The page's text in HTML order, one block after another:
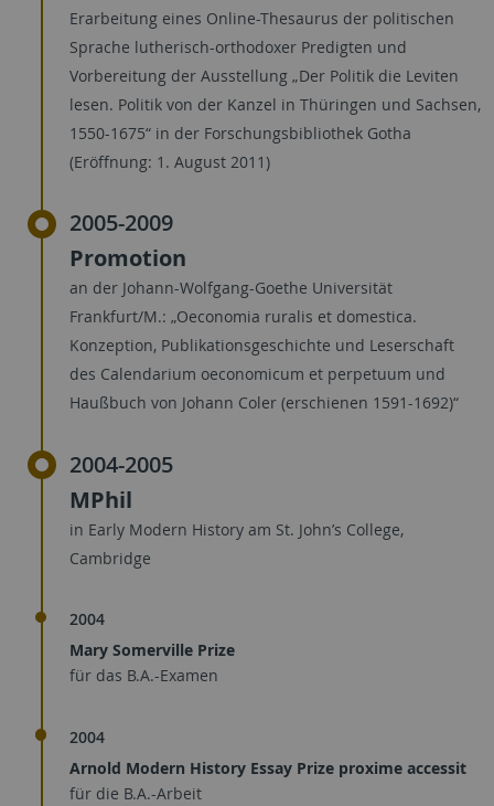
Erarbeitung eines Online-Thesaurus der politischen
Sprache lutherisch-orthodoxer Predigten und
Vorbereitung der Ausstellung „Der Politik die Leviten
lesen. Politik von der Kanzel in Thüringen und Sachsen,
1550-1675“ in der Forschungsbibliothek Gotha
(Eröffnung: 1. August 2011)
2005-2009
Promotion
an der Johann-Wolfgang-Goethe Universität
Frankfurt/M.: „Oeconomia ruralis et domestica.
Konzeption, Publikationsgeschichte und Leserschaft
des Calendarium oeconomicum et perpetuum und
Haußbuch von Johann Coler (erschienen 1591-1692)“
2004-2005
MPhil
in Early Modern History am St. John’s College,
Cambridge
2004
Mary Somerville Prize
für das B.A.-Examen
2004
Arnold Modern History Essay Prize proxime accessit
für die B.A.-Arbeit